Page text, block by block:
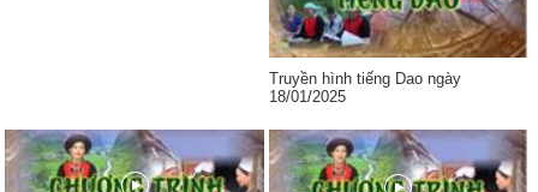
Truyền hình tiếng Dao ngày
18/01/2025